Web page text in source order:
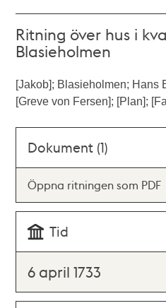
Ritning över hus i
Blasieholmen
[Jakob]; Blasieholmen; Hans
[Greve von Fersen]; [Plan];
Dokument (1)
Öppna ritningen som PDF
Tid
6 april 1733